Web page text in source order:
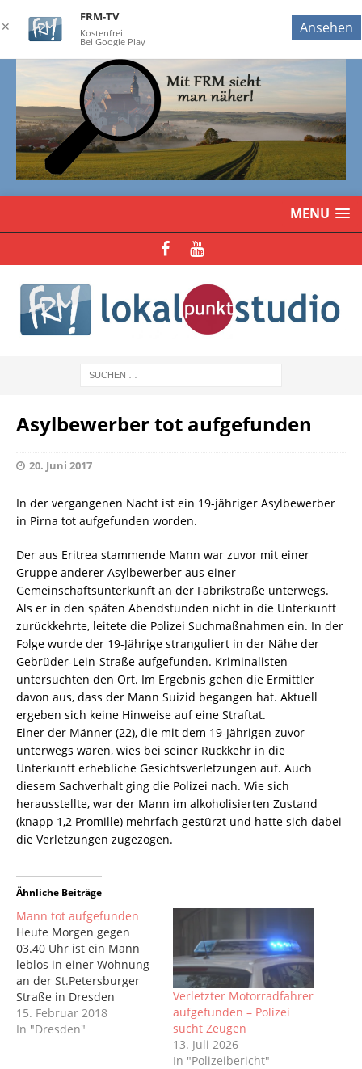
MENU
Asylbewerber tot aufgefunden
20. Juni 2017
In der vergangenen Nacht ist ein 19-jähriger Asylbewerber
in Pirna tot aufgefunden worden.
Der aus Eritrea stammende Mann war zuvor mit einer
Gruppe anderer Asylbewerber aus einer
Gemeinschaftsunterkunft an der Fabrikstraße unterwegs.
Als er in den späten Abendstunden nicht in die Unterkunft
zurückkehrte, leitete die Polizei Suchmaßnahmen ein. In der
Folge wurde der 19-Jährige stranguliert in der Nähe der
Gebrüder-Lein-Straße aufgefunden. Kriminalisten
untersuchten den Ort. Im Ergebnis gehen die Ermittler
davon aus, dass der Mann Suizid begangen hat. Aktuell
ergeben sich keine Hinweise auf eine Straftat.
Einer der Männer (22), die mit dem 19-Jährigen zuvor
unterwegs waren, wies bei seiner Rückkehr in die
Unterkunft erhebliche Gesichtsverletzungen auf. Auch
diesem Sachverhalt ging die Polizei nach. Wie sich
herausstellte, war der Mann im alkoholisierten Zustand
(knapp 1,2 Promille) mehrfach gestürzt und hatte sich dabei
die Verletzungen zugezogen.
Ähnliche Beiträge
Mann tot aufgefunden
Heute Morgen gegen
03.40 Uhr ist ein Mann
leblos in einer Wohnung
an der St.Petersburger
Straße in Dresden
aufgefunden worden. Ein
Hausbewohner hatte
15. Februar 2018
In "Dresden"
Verletzter Motorradfahrer
aufgefunden – Polizei
sucht Zeugen
13. Juli 2026
In "Polizeibericht"
✕
FRM-TV
Kostenfrei
Bei Google Play
Ansehen